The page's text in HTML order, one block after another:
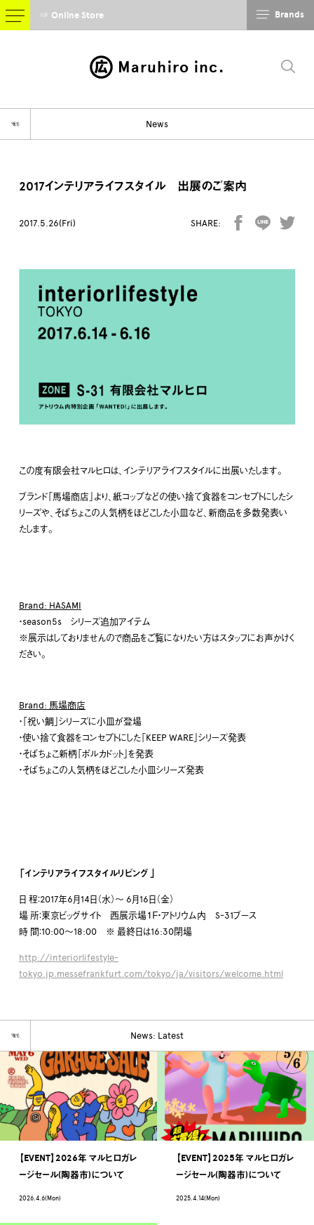
Maruhiro inc.
☞ Online Store Brands
News
☜
2017インテリアライフスタイル 出展のご案内
2017.5.26(Fri) SHARE:
この度有限会社マルヒロは、インテリアライフスタイルに出展いたします。
ブランド「馬場商店」より、紙コップなどの使い捨て食器をコンセプトにしたシ
リーズや、そばちょこの人気柄をほどこした小皿など、新商品を多数発表い
たします。
Brand: HASAMI
・season5s シリーズ追加アイテム
※展示はしておりませんので商品をご覧になりたい方はスタッフにお声かけく
ださい。
Brand: 馬場商店
・「祝い鯛」シリーズに小皿が登場
・使い捨て食器をコンセプトにした「KEEP WARE」シリーズ発表
・そばちょこ新柄「ポルカドット」を発表
・そばちょこの人気柄をほどこした小皿シリーズ発表
「インテリアライフスタイルリビング 」
日 程：2017年6月14日（水）～ 6月16日（金）
場 所：東京ビッグサイト 西展示場１Ｆ・アトリウム内 S-31ブース
時 間：10:00～18:00 ※ 最終日は16:30閉場
http://interiorlifestyle-
tokyo.jp.messefrankfurt.com/tokyo/ja/visitors/welcome.html
News: Latest
☜
【EVENT】2026年 マルヒロガレ
ージセール(陶器市)について
2026.4.6(Mon)
【EVENT】2025年 マルヒロガレ
ージセール(陶器市)について
2025.4.14(Mon)